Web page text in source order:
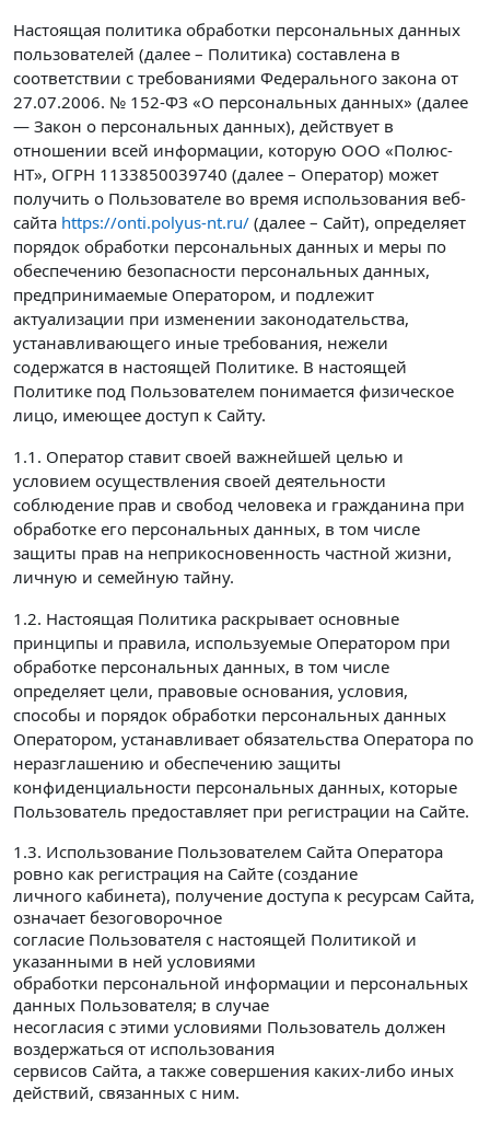
Настоящая политика обработки персональных данных
пользователей (далее – Политика) составлена в
соответствии с требованиями Федерального закона от
27.07.2006. № 152-ФЗ «О персональных данных» (далее
— Закон о персональных данных), действует в
отношении всей информации, которую ООО «Полюс-
НТ», ОГРН 1133850039740 (далее – Оператор) может
получить о Пользователе во время использования веб-
сайта https://onti.polyus-nt.ru/ (далее – Сайт), определяет
порядок обработки персональных данных и меры по
обеспечению безопасности персональных данных,
предпринимаемые Оператором, и подлежит
актуализации при изменении законодательства,
устанавливающего иные требования, нежели
содержатся в настоящей Политике. В настоящей
Политике под Пользователем понимается физическое
лицо, имеющее доступ к Сайту.
1.1. Оператор ставит своей важнейшей целью и
условием осуществления своей деятельности
соблюдение прав и свобод человека и гражданина при
обработке его персональных данных, в том числе
защиты прав на неприкосновенность частной жизни,
личную и семейную тайну.
1.2. Настоящая Политика раскрывает основные
принципы и правила, используемые Оператором при
обработке персональных данных, в том числе
определяет цели, правовые основания, условия,
способы и порядок обработки персональных данных
Оператором, устанавливает обязательства Оператора по
неразглашению и обеспечению защиты
конфиденциальности персональных данных, которые
Пользователь предоставляет при регистрации на Сайте.
1.3. Использование Пользователем Сайта Оператора
ровно как регистрация на Сайте (создание
личного кабинета), получение доступа к ресурсам Сайта,
означает безоговорочное
согласие Пользователя с настоящей Политикой и
указанными в ней условиями
обработки персональной информации и персональных
данных Пользователя; в случае
несогласия с этими условиями Пользователь должен
воздержаться от использования
сервисов Сайта, а также совершения каких-либо иных
действий, связанных с ним.